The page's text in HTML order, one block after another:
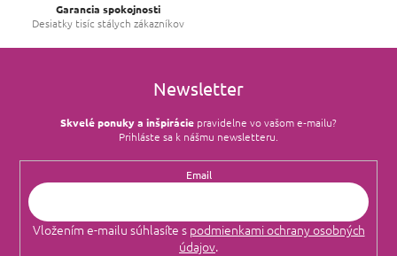
Garancia spokojnosti
Desiatky tisíc stálych zákazníkov
Newsletter
Skvelé ponuky a inšpirácie pravidelne vo vašom e‑mailu?
Prihláste sa k nášmu newsletteru.
Email
Vložením e-mailu súhlasíte s podmienkami ochrany osobných
údajov.